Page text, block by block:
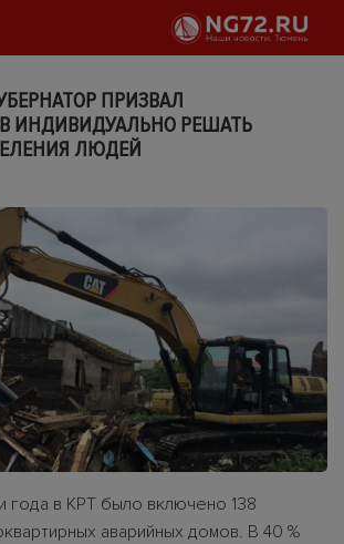
ПРИЗВАЛ
ИНДИВИДУАЛЬНО РЕШАТЬ
ЛЮДЕЙ
года в КРТ было включено 138
аварийных домов. В 40 %